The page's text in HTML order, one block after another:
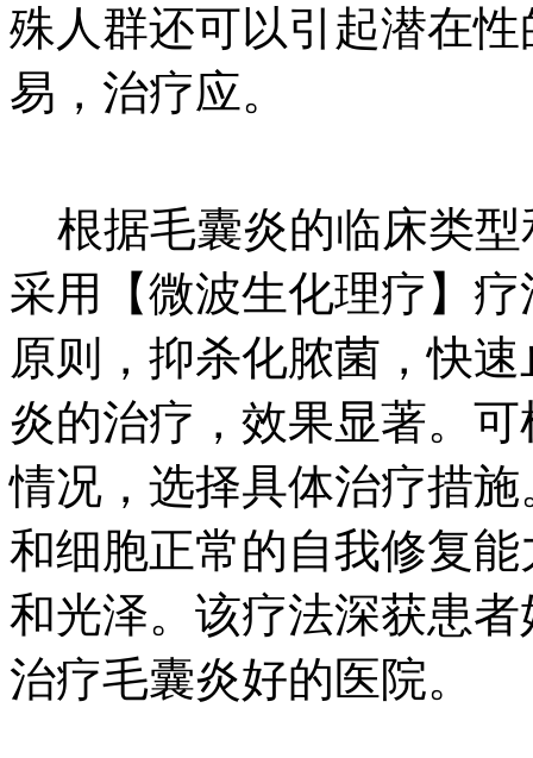
殊人群还可以引起潜在
易，治疗应。
根据毛囊炎的临床类型
采用【微波生化理疗】
原则，抑杀化脓菌，快
炎的治疗，效果显著。
情况，选择具体治疗措
和细胞正常的自我修复
和光泽。该疗法深获患
治疗毛囊炎好的医院。